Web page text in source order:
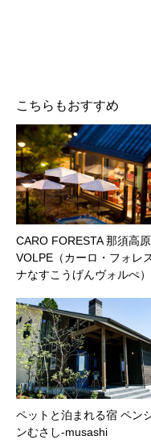
こちらもおすすめ
CARO FORESTA 那須高原
VOLPE（カーロ・フォレ
ナなすこうげんヴォルぺ）
ペットと泊まれる宿 ペン
ンむさし-musashi